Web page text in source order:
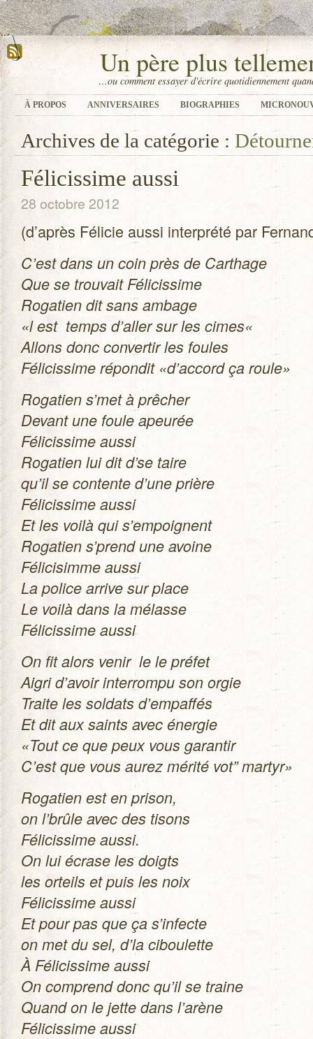
Un père plus
…ou comment essayer d'écrire quotidiennement
À PROPOS ANNIVERSAIRES BIOGRAPHIES
Archives de la catégorie :
Félicissime aussi
28 octobre 2012
(d’après Féli­cie aussi inter­prété par
C’est dans un coin près de Car­thage
Que se trou­vait Féli­cis­sime
Roga­tien dit sans ambage
«l est temps d’aller sur les cimes«
Allons donc conver­tir les foules
Féli­cis­sime répon­dit «d’accord ça roule»
Roga­tien s’met à prê­cher
Devant une foule apeu­rée
Féli­cis­sime aussi
Roga­tien lui dit d’se taire
qu’il se contente d’une prière
Féli­cis­sime aussi
Et les voilà qui s’empoignent
Roga­tien s’prend une avoine
Féli­ci­simme aussi
La police arrive sur place
Le voilà dans la mélasse
Féli­cis­sime aussi
On fit alors venir le le pré­fet
Aigri d’avoir inter­rompu son orgie
Traite les sol­dats d’empaffés
Et dit aux saints avec éner­gie
«Tout ce que peux vous garan­tir
C’est que vous aurez mérité vot” martyr»
Roga­tien est en pri­son,
on l’brûle avec des tisons
Féli­cis­sime aussi.
On lui écrase les doigts
les orteils et puis les noix
Féli­cis­sime aussi
Et pour pas que ça s’infecte
on met du sel, d’la cibou­lette
À Féli­cis­sime aussi
On com­prend donc qu’il se traine
Quand on le jette dans l’arène
Féli­cis­sime aussi